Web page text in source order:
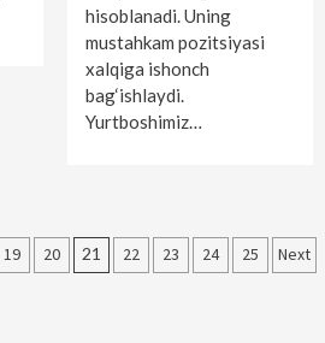
hisoblanadi. Uning
mustahkam pozitsiyasi
xalqiga ishonch
bag‘ishlaydi.
Yurtboshimiz…
19 20 21 22 23 24 25 Next